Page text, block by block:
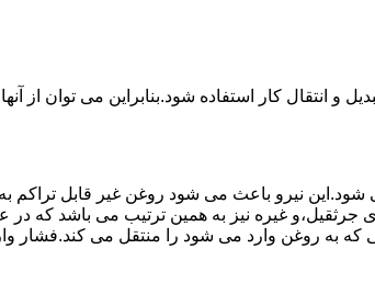
و انتقال کار استفاده شود.بنابراین می توان از
نیرو باعث می شود روغن غیر قابل تراکم به
غیره نیز به همین ترتیب می باشد که در
که به روغن وارد می شود را منتقل می کند.فشار